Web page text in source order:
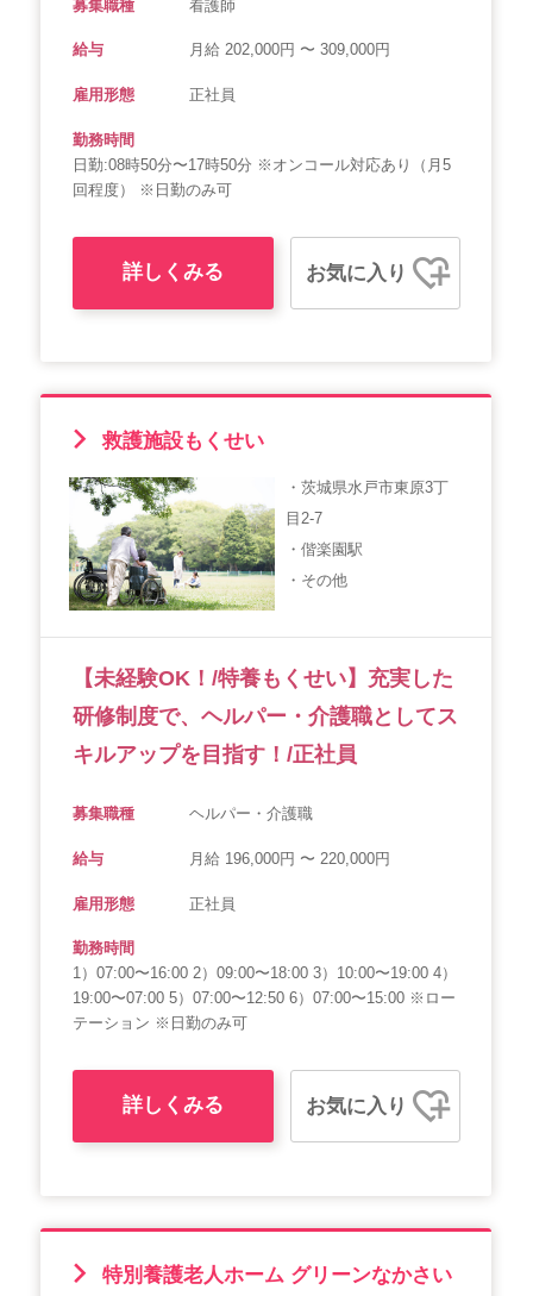
募集職種 看護師
給与 月給 202,000円 〜 309,000円
雇用形態 正社員
勤務時間
日勤:08時50分〜17時50分 ※オンコール対応あり（月5
回程度） ※日勤のみ可
詳しくみる お気に入り
救護施設もくせい
・茨城県水戸市東原3丁
目2-7
・偕楽園駅
・その他
【未経験OK！/特養もくせい】充実した
研修制度で、ヘルパー・介護職としてス
キルアップを目指す！/正社員
募集職種 ヘルパー・介護職
給与 月給 196,000円 〜 220,000円
雇用形態 正社員
勤務時間
1）07:00〜16:00 2）09:00〜18:00 3）10:00〜19:00 4）
19:00〜07:00 5）07:00〜12:50 6）07:00〜15:00 ※ロー
テーション ※日勤のみ可
詳しくみる お気に入り
特別養護老人ホーム グリーンなかさい